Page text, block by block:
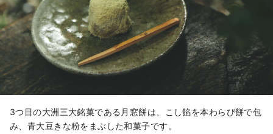
3つ目の大洲三大銘菓である月窓餅は、こし餡を本わらび餅で包
み、青大豆きな粉をまぶした和菓子です。